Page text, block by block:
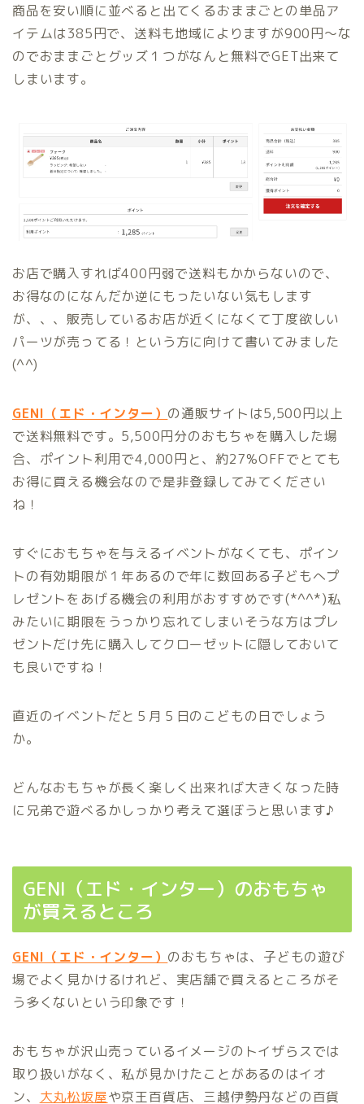
商品を安い順に並べると出てくるおままごとの単品ア
イテムは385円で、送料も地域によりますが900円〜な
のでおままごとグッズ１つがなんと無料でGET出来て
しまいます。
お店で購入すれば400円弱で送料もかからないので、
お得なのになんだか逆にもったいない気もします
が、、、販売しているお店が近くになくて丁度欲しい
パーツが売ってる！という方に向けて書いてみました
(^^)
GENI（エド・インター） の通販サイトは5,500円以上
で送料無料です。5,500円分のおもちゃを購入した場
合、ポイント利用で4,000円と、約27%OFFでとても
お得に買える機会なので是非登録してみてください
ね！
すぐにおもちゃを与えるイベントがなくても、ポイン
トの有効期限が１年あるので年に数回ある子どもへプ
レゼントをあげる機会の利用がおすすめです(*^^*)私
みたいに期限をうっかり忘れてしまいそうな方はプレ
ゼントだけ先に購入してクローゼットに隠しておいて
も良いですね！
直近のイベントだと５月５日のこどもの日でしょう
か。
どんなおもちゃが長く楽しく出来れば大きくなった時
に兄弟で遊べるかしっかり考えて選ぼうと思います♪
GENI（エド・インター）のおもちゃ
が買えるところ
GENI（エド・インター） のおもちゃは、子どもの遊び
場でよく見かけるけれど、実店舗で買えるところがそ
う多くないという印象です！
おもちゃが沢山売っているイメージのトイザらスでは
取り扱いがなく、私が見かけたことがあるのはイオ
ン、 大丸松坂屋や京王百貨店、三越伊勢丹などの百貨